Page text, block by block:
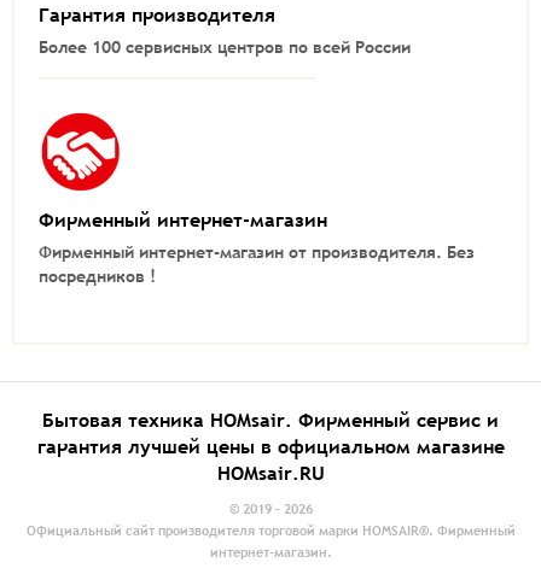
Гарантия производителя
Более 100 сервисных центров по всей России
Фирменный интернет-магазин
Фирменный интернет-магазин от производителя. Без
посредников !
Бытовая техника HOMsair. Фирменный сервис и
гарантия лучшей цены в официальном магазине
HOMsair.RU
© 2019 - 2026
Официальный сайт производителя торговой марки HOMSAIR®. Фирменный
интернет-магазин.